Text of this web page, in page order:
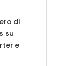
di
su
e